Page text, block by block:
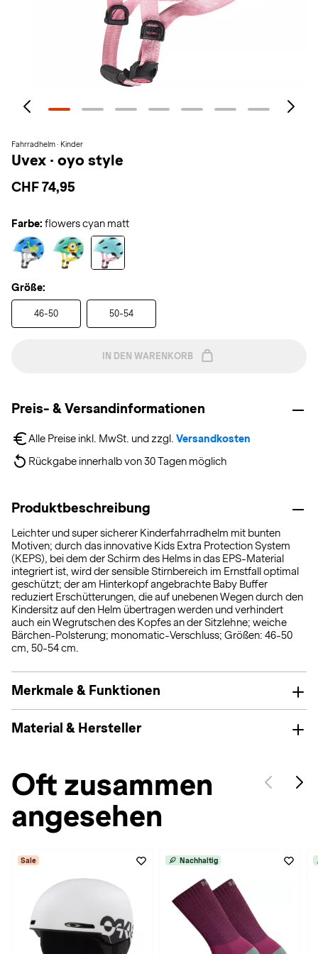
Fahrradhelm · Kinder
Uvex · oyo style
CHF 74,95
Farbe: flowers cyan matt
Größe:
46-50 50-54
IN DEN WARENKORB
Preis- & Versandinformationen
Alle Preise inkl. MwSt. und zzgl. Versandkosten
Rückgabe innerhalb von 30 Tagen möglich
Produktbeschreibung
Leichter und super sicherer Kinderfahrradhelm mit bunten
Motiven; durch das innovative Kids Extra Protection System
(KEPS), bei dem der Schirm des Helms in das EPS-Material
integriert ist, wird der sensible Stirnbereich im Ernstfall optimal
geschützt; der am Hinterkopf angebrachte Baby Buffer
reduziert Erschütterungen, die auf unebenen Wegen durch den
Kindersitz auf den Helm übertragen werden und verhindert
auch ein Wegrutschen des Kopfes an der Sitzlehne; weiche
Bärchen-Polsterung; monomatic-Verschluss; Größen: 46-50
cm, 50-54 cm.
Merkmale & Funktionen
Material & Hersteller
Oft zusammen
angesehen
Sale Nachhaltig